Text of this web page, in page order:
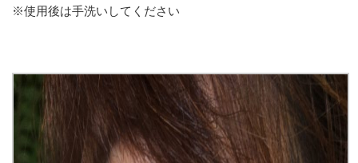
※使用後は手洗いしてください